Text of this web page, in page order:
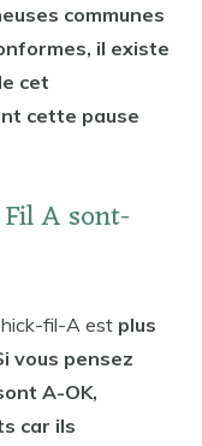
communes
il existe
cet
cette pause
A sont-
fil-A est plus
vous pensez
A-OK,
car ils